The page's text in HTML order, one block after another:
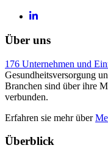
Über uns
176 Unternehmen und
Gesundheitsversorgung
Branchen sind über ihre
verbunden.
Erfahren sie mehr über
Überblick